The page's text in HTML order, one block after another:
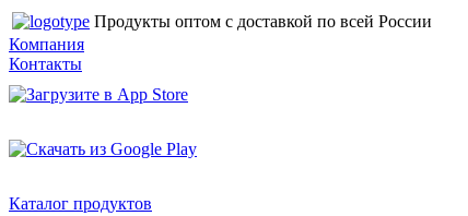
Продукты оптом с доставкой по всей России
Компания
Контакты
Каталог продуктов